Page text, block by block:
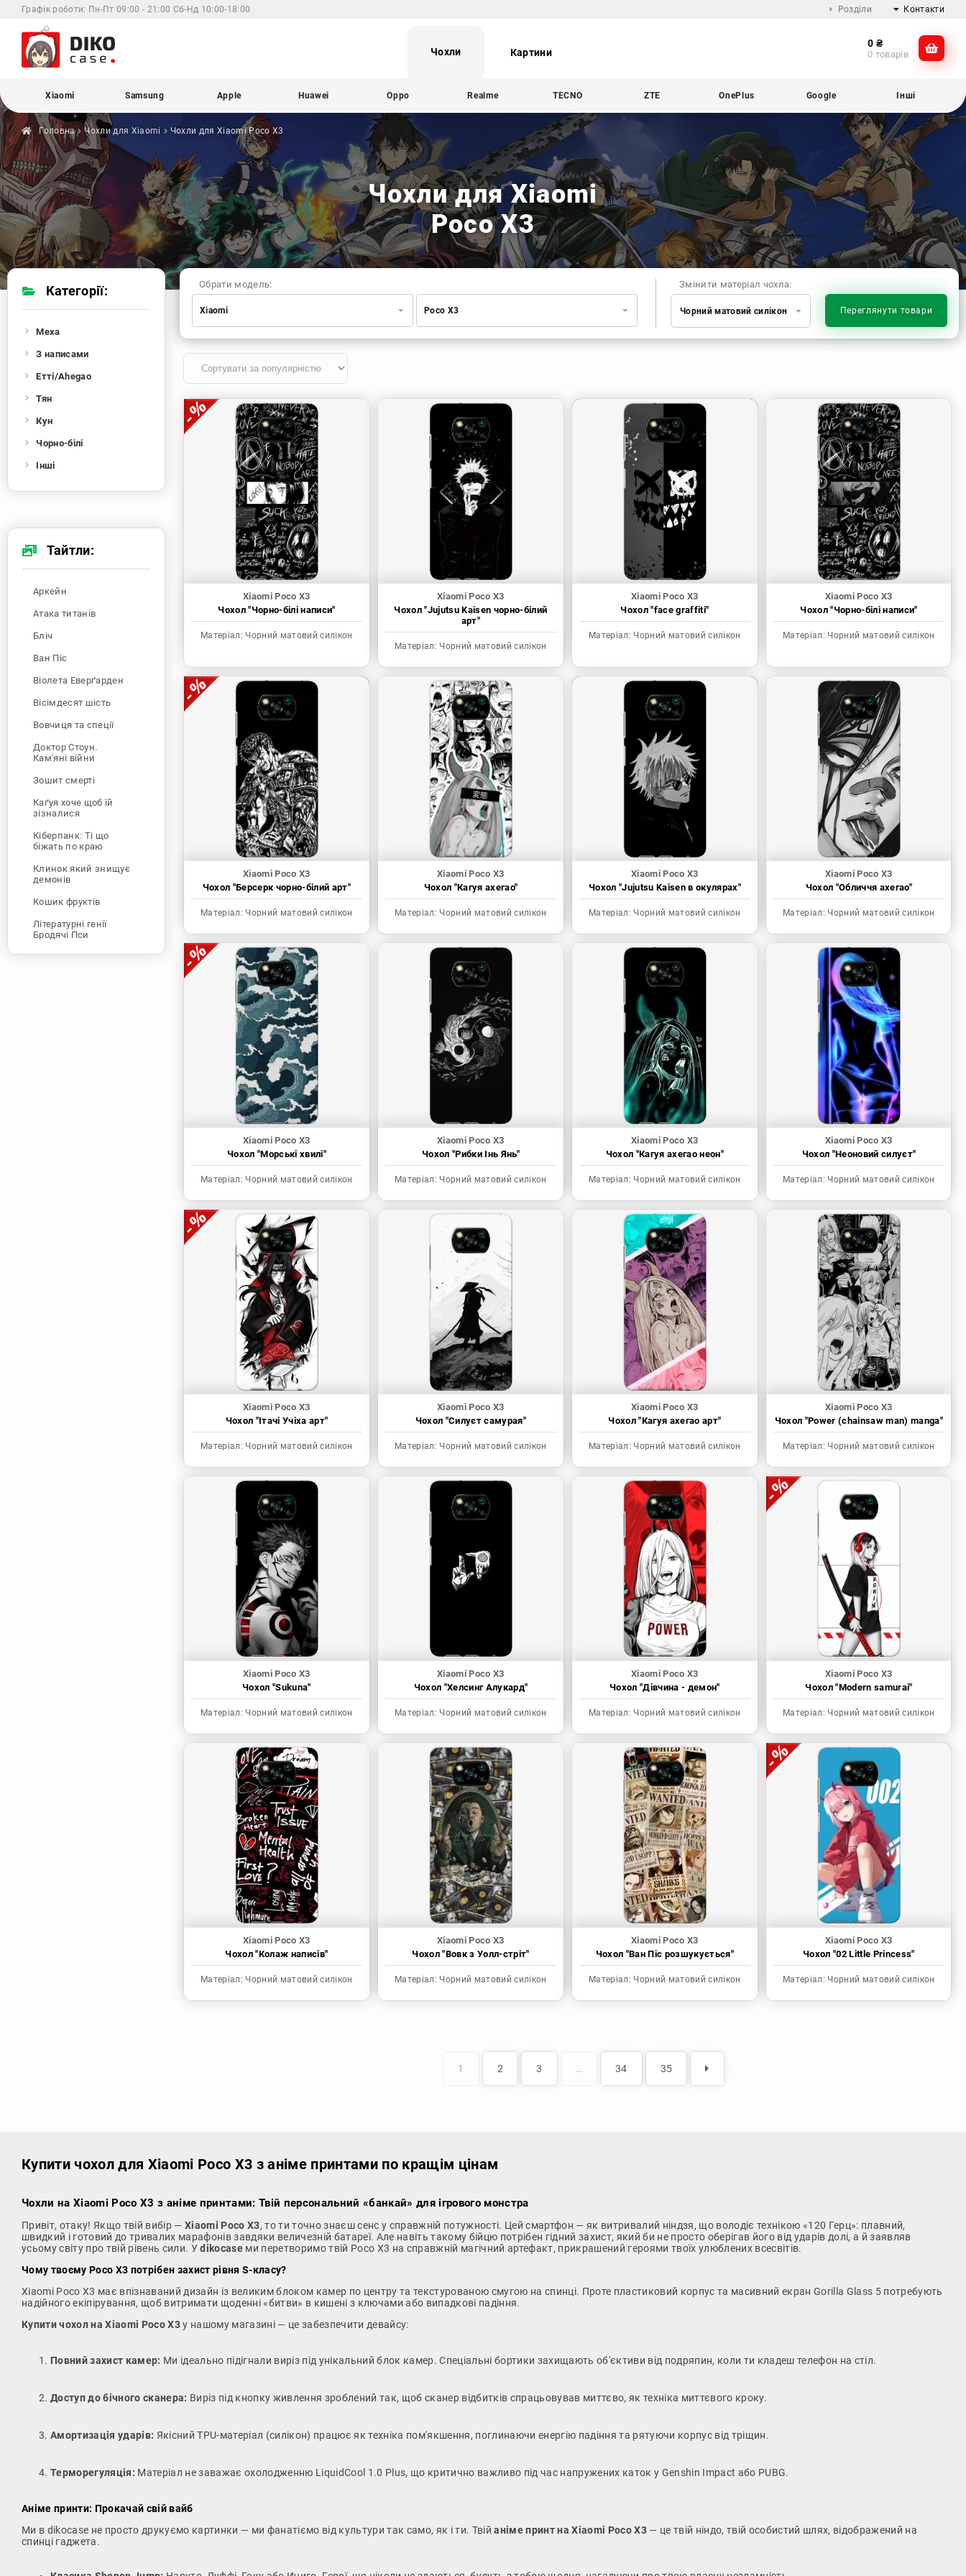
Графік роботи: Пн-Пт 09:00 - 21:00 Сб-Нд 10:00-18:00 Розділи Контакти
@dikocase
Чохли Картини
0 ₴
0 товарів
Xiaomi Samsung Apple Huawei Oppo Realme TECNO ZTE OnePlus Google Інші
Головна Чохли для Xiaomi Чохли для XiaomiPoco X3
Чохли для Xiaomi
Poco X3
Змінити матеріал чохла:
Чорний матовий силікон Переглянути товари
Обрати модель:
Xiaomi
Samsung
Huawei
Realme
TECNO
OnePlus
Google
Infinix
Sony
Motorola
Poco X3
Xiaomi Poco X3
Чохол "Чорно-білі написи"
Матеріал: Чорний матовий силікон
Xiaomi Poco X3
Чохол "Jujutsu Kaisen чорно-білий
арт"
Матеріал: Чорний матовий силікон
Xiaomi Poco X3
Чохол "face graffiti"
Матеріал: Чорний матовий силікон
Xiaomi Poco X3
Чохол "Чорно-білі написи"
Матеріал: Чорний матовий силікон
Xiaomi Poco X3
Чохол "Берсерк чорно-білий арт"
Матеріал: Чорний матовий силікон
Xiaomi Poco X3
Чохол "Кагуя ахегао"
Матеріал: Чорний матовий силікон
Xiaomi Poco X3
Чохол "Jujutsu Kaisen в окулярах"
Матеріал: Чорний матовий силікон
Xiaomi Poco X3
Чохол "Обличчя ахегао"
Матеріал: Чорний матовий силікон
Xiaomi Poco X3
Чохол "Морські хвилі"
Матеріал: Чорний матовий силікон
Xiaomi Poco X3
Чохол "Рибки Інь Янь"
Матеріал: Чорний матовий силікон
Xiaomi Poco X3
Чохол "Кагуя ахегао неон"
Матеріал: Чорний матовий силікон
Xiaomi Poco X3
Чохол "Неоновий силуєт"
Матеріал: Чорний матовий силікон
Xiaomi Poco X3
Чохол "Ітачі Учіха арт"
Матеріал: Чорний матовий силікон
Xiaomi Poco X3
Чохол "Силуєт самурая"
Матеріал: Чорний матовий силікон
Xiaomi Poco X3
Чохол "Кагуя ахегао арт"
Матеріал: Чорний матовий силікон
Xiaomi Poco X3
Чохол "Power (chainsaw man) manga"
Матеріал: Чорний матовий силікон
Xiaomi Poco X3
Чохол "Sukuna"
Матеріал: Чорний матовий силікон
Xiaomi Poco X3
Чохол "Хелсинг Алукард"
Матеріал: Чорний матовий силікон
Xiaomi Poco X3
Чохол "Дівчина - демон"
Матеріал: Чорний матовий силікон
Xiaomi Poco X3
Чохол "Modern samurai"
Матеріал: Чорний матовий силікон
Xiaomi Poco X3
Чохол "Колаж написів"
Матеріал: Чорний матовий силікон
Xiaomi Poco X3
Чохол "Вовк з Уолл-стріт"
Матеріал: Чорний матовий силікон
Xiaomi Poco X3
Чохол "Ван Піс розшукується"
Матеріал: Чорний матовий силікон
Xiaomi Poco X3
Чохол "02 Little Princess"
Матеріал: Чорний матовий силікон
1 2 3 … 34 35
Категорії:
Меха
З написами
Етті/Ahegao
Тян
Кун
Чорно-білі
Інші
Тайтли:
Аркейн
Атака титанів
Бліч
Ван Піс
Віолета Еверґарден
Вісімдесят шість
Вовчиця та спеції
Доктор Стоун.
Кам'яні війни
Зошит смерті
Каґуя хоче щоб їй
зізналися
Кіберпанк: Ті що
біжать по краю
Клинок який знищує
демонів
Кошик фруктів
Літературні генії
Бродячі Пси
Людина-бензопила
Купити чохол для Xiaomi Poco X3 з аніме принтами по кращім цінам
Чохли на Xiaomi Poco X3 з аніме принтами: Твій персональний «банкай» для ігрового монстра
Привіт, отаку! Якщо твій вибір — Xiaomi Poco X3, то ти точно знаєш сенс у справжній потужності. Цей смартфон — як витривалий ніндзя, що володіє технікою «120 Герц»: плавний,
швидкий і готовий до тривалих марафонів завдяки величезній батареї. Але навіть такому бійцю потрібен гідний захист, який би не просто оберігав його від ударів долі, а й заявляв
усьому світу про твій рівень сили. Уdikocase ми перетворимо твій Poco X3 на справжній магічний артефакт, прикрашений героями твоїх улюблених всесвітів.
Чому твоєму Poco X3 потрібен захист рівня S-класу?
Xiaomi Poco X3 має впізнаваний дизайн із великим блоком камер по центру та текстурованою смугою на спинці. Проте пластиковий корпус та масивний екран Gorilla Glass 5 потребують
надійного екіпірування, щоб витримати щоденні «битви» в кишені з ключами або випадкові падіння.
Купити чохол на Xiaomi Poco X3у нашому магазині — це забезпечити девайсу:
Повний захист камер: Ми ідеально підігнали виріз під унікальний блок камер. Спеціальні бортики захищають об'єктиви від подряпин, коли ти кладеш телефон на стіл.
Доступ до бічного сканера: Виріз під кнопку живлення зроблений так, щоб сканер відбитків спрацьовував миттєво, як техніка миттєвого кроку.
Амортизація ударів: Якісний TPU-матеріал (силікон) працює як техніка пом'якшення, поглинаючи енергію падіння та рятуючи корпус від тріщин.
Терморегуляція: Матеріал не заважає охолодженню LiquidCool 1.0 Plus, що критично важливо під час напружених каток у Genshin Impact або PUBG.
Аніме принти: Прокачай свій вайб
Ми в dikocase не просто друкуємо картинки — ми фанатіємо від культури так само, як і ти. Твійаніме принт на Xiaomi Poco X3 — це твій ніндо, твій особистий шлях, відображений на
спинці гаджета.